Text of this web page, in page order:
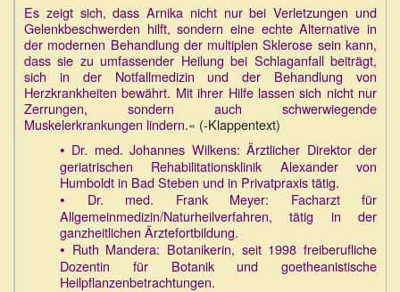
Es zeigt sich, dass Arnika nicht nur bei Verletzungen und
Gelenkbeschwerden hilft, sondern eine echte Alternative in
der modernen Behandlung der multiplen Sklerose sein kann,
dass sie zu umfassender Heilung bei Schlaganfall beiträgt,
sich in der Notfallmedizin und der Behandlung von
Herzkrankheiten bewährt. Mit ihrer Hilfe lassen sich nicht nur
Zerrungen, sondern auch schwerwiegende
Muskelerkrankungen lindern.« (-Klappentext)
• Dr. med. Johannes Wilkens: Ärztlicher Direktor der
geriatrischen Rehabilitationsklinik Alexander von
Humboldt in Bad Steben und in Privatpraxis tätig.
•
Dr. med. Frank Meyer: Facharzt für
Allgemeinmedizin/Naturheilverfahren, tätig in der
ganzheitlichen Ärztefortbildung.
• Ruth Mandera: Botanikerin, seit 1998 freiberufliche
Dozentin für Botanik und goetheanistische
Heilpflanzenbetrachtungen.